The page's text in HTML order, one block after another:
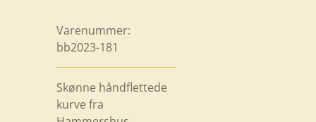
Varenummer:
bb2023-181
Skønne håndflettede
kurve fra